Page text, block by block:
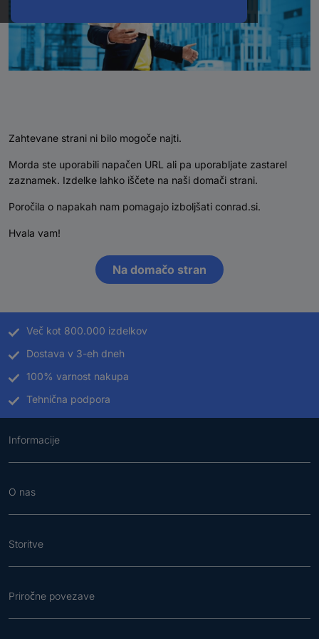
Zahtevane strani ni bilo mogoče najti.
Morda ste uporabili napačen URL ali pa uporabljate zastarel
zaznamek. Izdelke lahko iščete na naši domači strani.
Poročila o napakah nam pomagajo izboljšati conrad.si.
Hvala vam!
Na domačo stran
Več kot 800.000 izdelkov
Dostava v 3-eh dneh
100% varnost nakupa
Tehnična podpora
Informacije
O nas
Storitve
Priročne povezave